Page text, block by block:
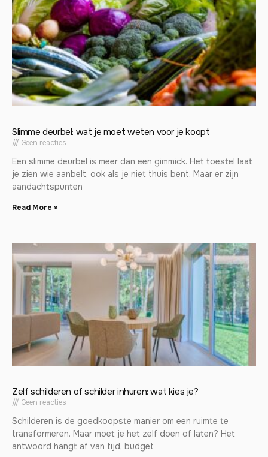
Slimme deurbel: wat je moet weten voor je koopt
Geen reacties
Een slimme deurbel is meer dan een gimmick. Het toestel laat
je zien wie aanbelt, ook als je niet thuis bent. Maar er zijn
aandachtspunten
Read More »
Zelf schilderen of schilder inhuren: wat kies je?
Geen reacties
Schilderen is de goedkoopste manier om een ruimte te
transformeren. Maar moet je het zelf doen of laten? Het
antwoord hangt af van tijd, budget